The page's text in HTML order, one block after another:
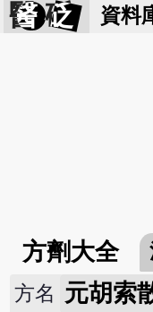
醫 砭 資料
方劑大全
方名 元胡索